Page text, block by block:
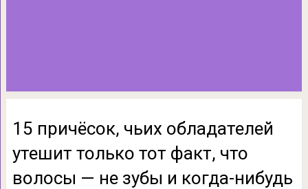
15 причёсок, чьих обладателей
утешит только тот факт, что
волосы — не зубы и когда-нибудь